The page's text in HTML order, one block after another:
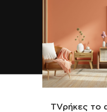
TVρήκες το